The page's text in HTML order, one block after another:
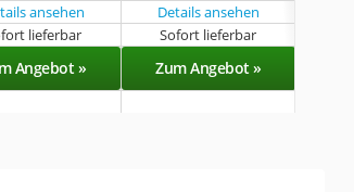
ansehen
Details ansehen
lieferbar Sofort lieferbar
Angebot » Zum Angebot »